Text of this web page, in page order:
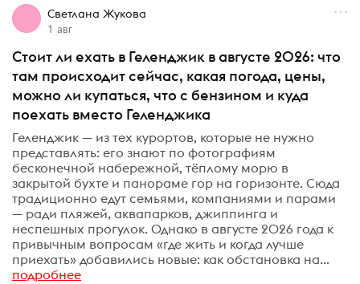
Светлана Жукова
1 авг
Стоит ли ехать в Геленджик в августе 2026: что
там происходит сейчас, какая погода, цены,
можно ли купаться, что с бензином и куда
поехать вместо Геленджика
Геленджик — из тех курортов, которые не нужно
представлять: его знают по фотографиям
бесконечной набережной, тёплому морю в
закрытой бухте и панораме гор на горизонте. Сюда
традиционно едут семьями, компаниями и парами
— ради пляжей, аквапарков, джиппинга и
неспешных прогулок. Однако в августе 2026 года к
привычным вопросам «где жить и когда лучше
приехать» добавились новые: как обстановка на...
подробнее